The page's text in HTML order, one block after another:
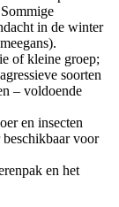
in de winter
of kleine groep;
soorten
– voldoende
en insecten
voor
en het